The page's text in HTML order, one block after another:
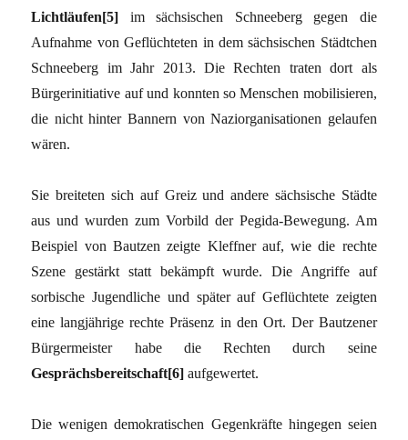
Lichtläufen[5] im sächsischen Schneeberg gegen die
Aufnahme von Geflüchteten in dem sächsischen Städtchen
Schneeberg im Jahr 2013. Die Rechten traten dort als
Bürgerinitiative auf und konnten so Menschen mobilisieren,
die nicht hinter Bannern von Naziorganisationen gelaufen
wären.
Sie breiteten sich auf Greiz und andere sächsische Städte
aus und wurden zum Vorbild der Pegida-Bewegung. Am
Beispiel von Bautzen zeigte Kleffner auf, wie die rechte
Szene gestärkt statt bekämpft wurde. Die Angriffe auf
sorbische Jugendliche und später auf Geflüchtete zeigten
eine langjährige rechte Präsenz in den Ort. Der Bautzener
Bürgermeister habe die Rechten durch seine
Gesprächsbereitschaft[6] aufgewertet.
Die wenigen demokratischen Gegenkräfte hingegen seien